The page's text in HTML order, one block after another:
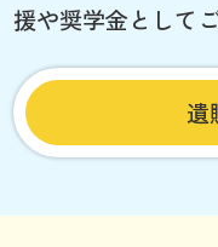
援や奨学金として
遺